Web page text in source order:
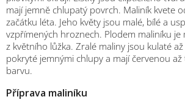
mají jemně chlupatý povrch. Maliník kvete
začátku léta. Jeho květy jsou malé, bílé a
vzpřímených hroznech. Plodem maliníku je
z květního lůžka. Zralé maliny jsou kulaté
pokryté jemnými chlupy a mají červenou
barvu.
Příprava maliníku